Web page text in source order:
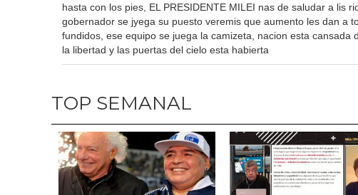
hasta con los pies, EL PRESIDENTE MILEI nas de saludar a lis
gobernador se jyega su puesto veremis que aumento les dan a
fundidos, ese equipo se juega la camizeta, nacion esta cansada
la libertad y las puertas del cielo esta habierta
TOP SEMANAL